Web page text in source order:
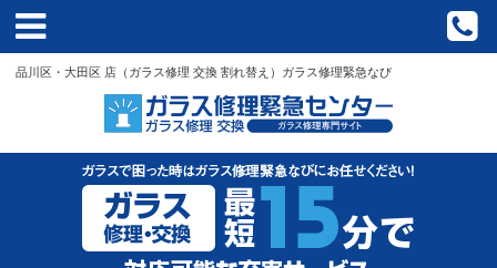
品川区・大田区 店（ガラス修理 交換 割れ替え）ガラス修理緊急なび
HOME